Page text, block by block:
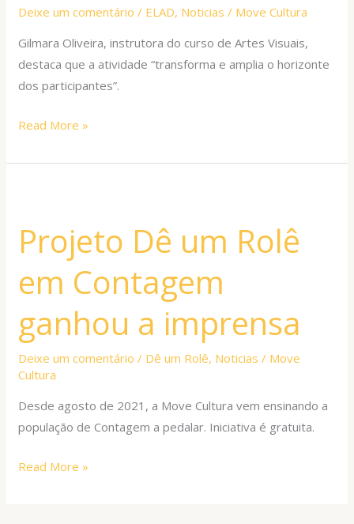
Deixe um comentário / ELAD, Noticias / Move Cultura
Gilmara Oliveira, instrutora do curso de Artes Visuais,
destaca que a atividade “transforma e amplia o horizonte
dos participantes”.
Read More »
Projeto Dê um Rolê
em Contagem
ganhou a imprensa
Deixe um comentário / Dê um Rolê, Noticias / Move
Cultura
Desde agosto de 2021, a Move Cultura vem ensinando a
população de Contagem a pedalar. Iniciativa é gratuita.
um
Rolê
em
Contagem
ganhou
a
imprensa
Read More »